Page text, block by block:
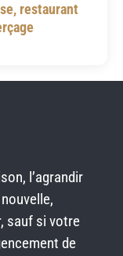
restaurant
l’agrandir
sauf si votre
de